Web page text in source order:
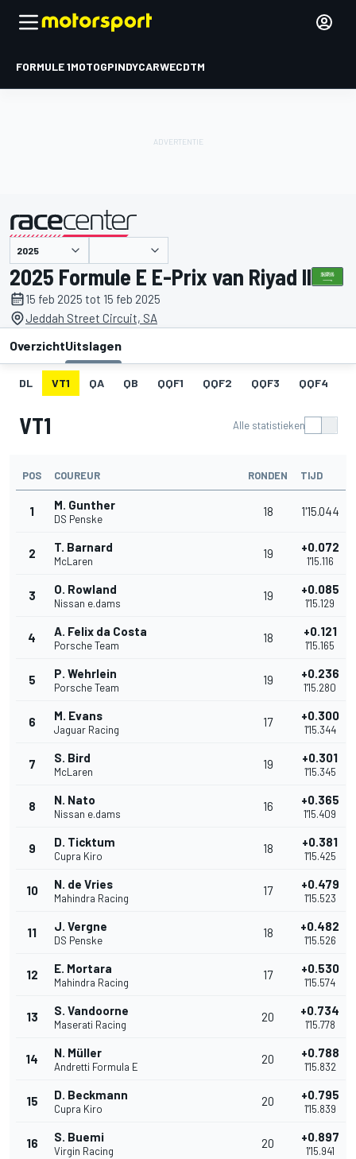
FORMULE 1MOTOGPINDYCARWECDTM
gepresenteerd door
2025 Formule E E-Prix van Riyad II
15 feb 2025 tot 15 feb 2025
Jeddah Street Circuit, SA
OverzichtUitslagen
DL VT1 QA QB QQF1 QQF2 QQF3 QQF4
VT1 Alle statistieken
POS COUREUR RONDEN TIJD
1 M. Gunther
DS Penske
18 1'15.044
2 T. Barnard
McLaren
19 +0.072
1'15.116
3 O. Rowland
Nissan e.dams
19 +0.085
1'15.129
4 A. Felix da Costa
Porsche Team
18 +0.121
1'15.165
5 P. Wehrlein
Porsche Team
19 +0.236
1'15.280
6 M. Evans
Jaguar Racing
17 +0.300
1'15.344
7 S. Bird
McLaren
19 +0.301
1'15.345
8 N. Nato
Nissan e.dams
16 +0.365
1'15.409
9 D. Ticktum
Cupra Kiro
18 +0.381
1'15.425
10 N. de Vries
Mahindra Racing
17 +0.479
1'15.523
11 J. Vergne
DS Penske
18 +0.482
1'15.526
12 E. Mortara
Mahindra Racing
17 +0.530
1'15.574
13 S. Vandoorne
Maserati Racing
20 +0.734
1'15.778
14 N. Müller
Andretti Formula E
20 +0.788
1'15.832
15 D. Beckmann
Cupra Kiro
20 +0.795
1'15.839
16 S. Buemi
Virgin Racing
20 +0.897
1'15.941